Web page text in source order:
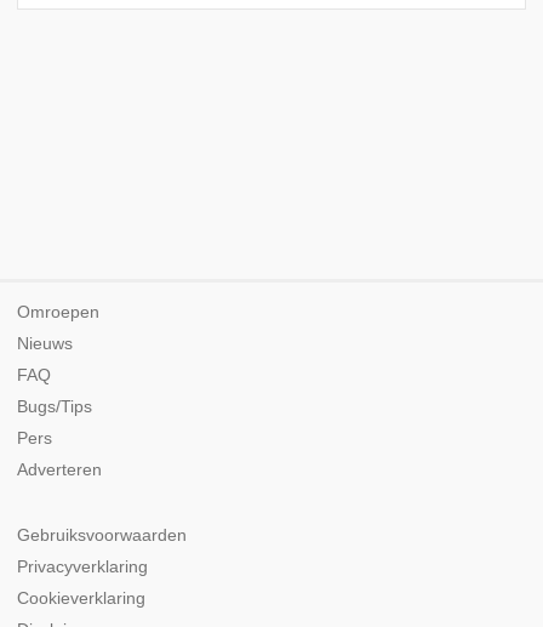
Omroepen
Nieuws
FAQ
Bugs/Tips
Pers
Adverteren
Gebruiksvoorwaarden
Privacyverklaring
Cookieverklaring